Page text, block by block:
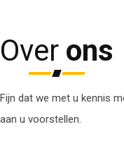
Over ons
Fijn dat we met u kennis
aan u voorstellen.